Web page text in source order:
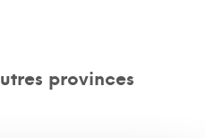
provinces